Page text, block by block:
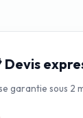
Devis
garantie sous 2